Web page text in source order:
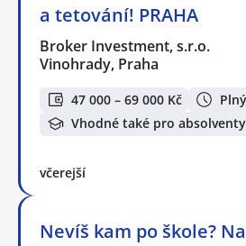
a tetování! PRAHA
Broker Investment, s.r.o.
Vinohrady, Praha
47 000 – 69 000 Kč
Vhodné také pro absolventy
včerejší
Nevíš kam po škole?